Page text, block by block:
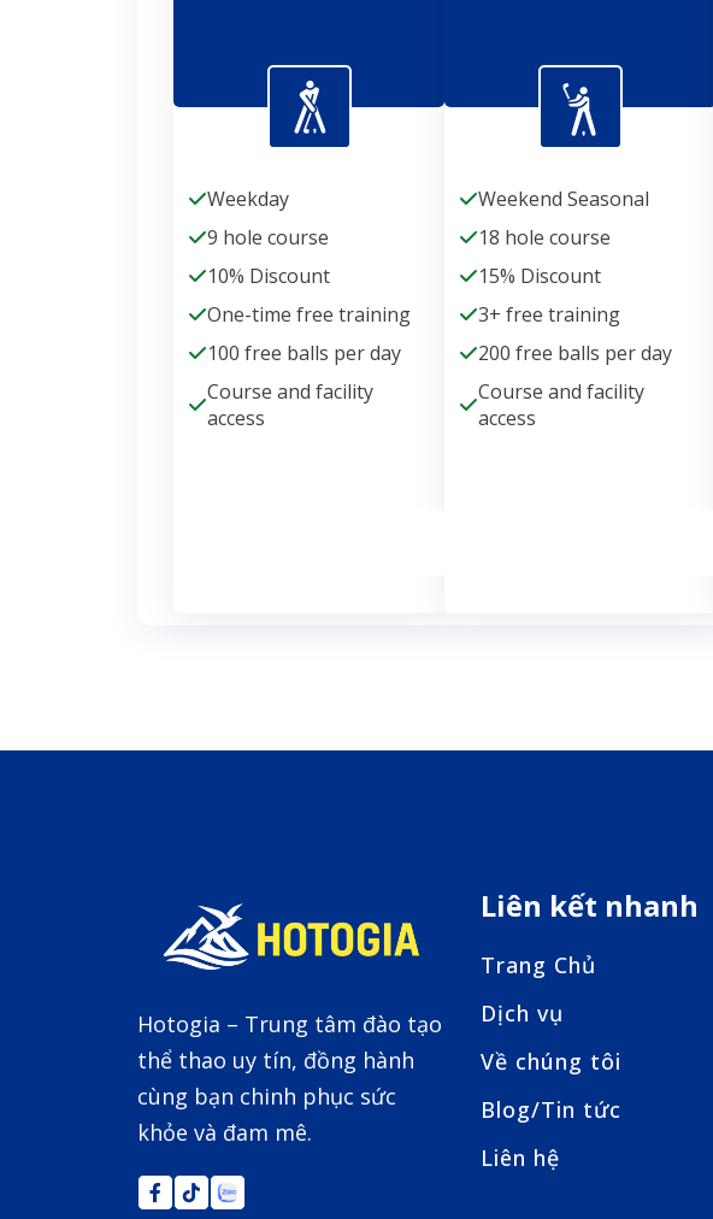
Weekday
9 hole course
10% Discount
One-time free training
100 free balls per day
Course and facility
access
Weekend Seasonal
18 hole course
15% Discount
3+ free training
200 free balls per day
Course and facility
access
Hotogia – Trung tâm đào tạo
thể thao uy tín, đồng hành
cùng bạn chinh phục sức
khỏe và đam mê.
Liên kết nhanh
Trang Chủ
Dịch vụ
Về chúng tôi
Blog/Tin tức
Liên hệ